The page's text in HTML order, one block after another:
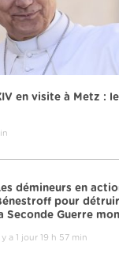
en visite à Metz :
démineurs en
pour
Seconde Guerre
y a 1 jour 19 h 57 min